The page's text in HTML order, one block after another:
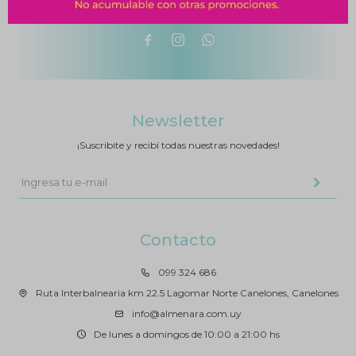
  
Contacto
099 324 686
Ruta Interbalnearia km 22.5 Lagomar Norte Canelones, Canelones
info@almenara.com.uy
De lunes a domingos de 10:00 a 21:00 hs
Newsletter
¡Suscribite y recibí todas nuestras novedades!